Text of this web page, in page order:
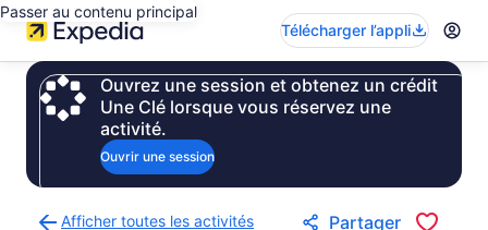
Passer au contenu principal
Télécharger l’appli
Ouvrez une session et obtenez un crédit
Une Clé lorsque vous réservez une
activité.
Ouvrir une session
Afficher toutes les activités
Partager